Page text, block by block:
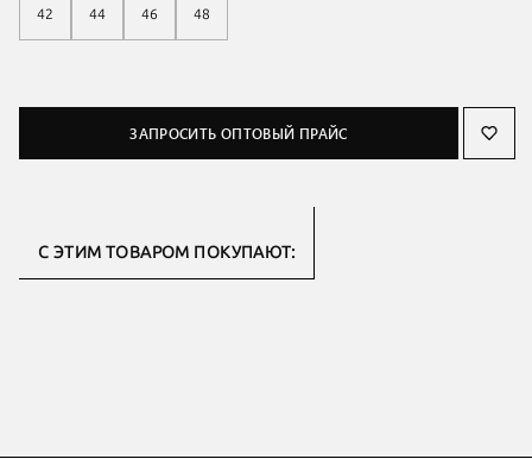
42 44 46 48
ЗАПРОСИТЬ ОПТОВЫЙ ПРАЙС
С ЭТИМ ТОВАРОМ ПОКУПАЮТ: